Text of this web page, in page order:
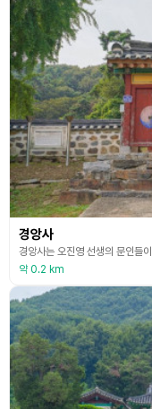
경앙사
약 0.2 km